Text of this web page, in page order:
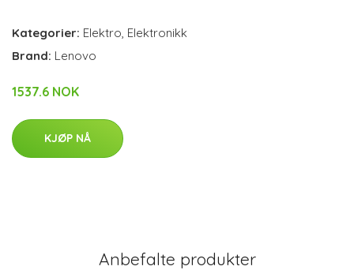
Kategorier: Elektro Elektronikk
Brand: Lenovo
1537.6 NOK
KJØP NÅ
Anbefalte produkter